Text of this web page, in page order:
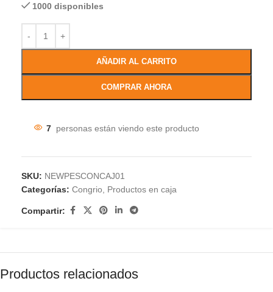
1000 disponibles
AÑADIR AL CARRITO
COMPRAR AHORA
7 personas están viendo este producto
SKU: NEWPESCONCAJ01
Categorías: Congrio, Productos en caja
Compartir:
Productos relacionados